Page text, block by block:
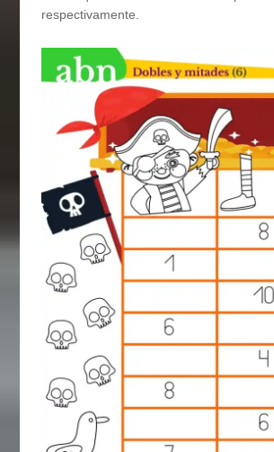
respectivamente.